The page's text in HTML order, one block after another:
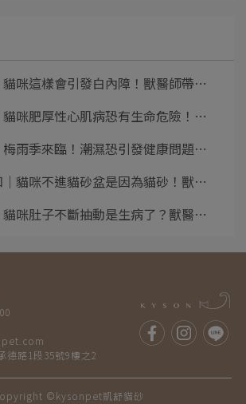
貓咪這樣會引發白內障！獸醫師帶⋯
貓咪肥厚性心肌病恐有生命危險！⋯
梅雨季來臨！潮濕恐引發健康問題⋯
貓咪不進貓砂盆是因為貓砂！獸⋯
貓咪肚子不斷抽動是生病了？獸醫⋯
德路1段35號9樓之2
©kysonpet凱舒貓砂